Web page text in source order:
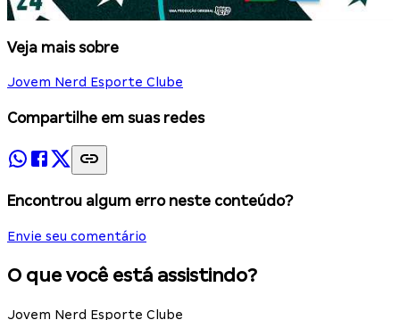
Veja mais sobre
Jovem Nerd Esporte Clube
Compartilhe em suas redes
Encontrou algum erro neste conteúdo?
Envie seu comentário
O que você está assistindo?
Jovem Nerd Esporte Clube